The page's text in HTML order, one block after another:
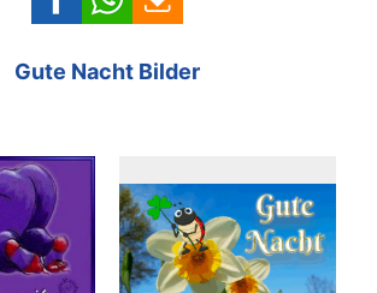
Gute Nacht Bilder